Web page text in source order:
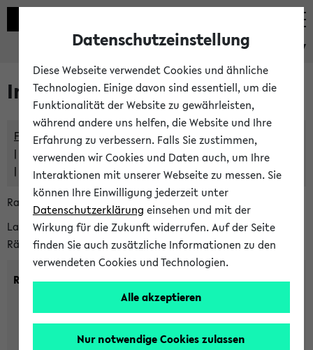
eKVV
Im eKVV verwaltete Räume
Freie Räume und Veranstaltungsüberschneidungen
Raumüberschneidungen
Hinweise der zentralen Raumvergabe
Raumanfragen:
raumvergabe@uni-bielefeld.de
Lassen Sie sich alle Räume anzeigen oder suchen Sie nach
Räumen mit bestimmten Eigenschaften:
Raumkriterien:
Datenschutzeinstellung
Diese Webseite verwendet Cookies und ähnliche
Technologien. Einige davon sind essentiell, um die
Funktionalität der Website zu gewährleisten,
während andere uns helfen, die Website und Ihre
Erfahrung zu verbessern. Falls Sie zustimmen,
verwenden wir Cookies und Daten auch, um Ihre
Interaktionen mit unserer Webseite zu messen. Sie
können Ihre Einwilligung jederzeit unter
Datenschutzerklärung einsehen und mit der
Wirkung für die Zukunft widerrufen. Auf der Seite
finden Sie auch zusätzliche Informationen zu den
verwendeten Cookies und Technologien.
Alle akzeptieren
Nur notwendige Cookies zulassen